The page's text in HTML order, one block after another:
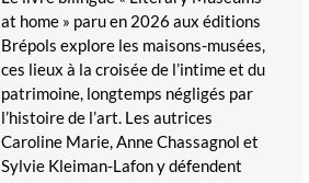
at home » paru en 2026 aux éditions
Brépols explore les maisons-musées,
ces lieux à la croisée de l’intime et du
patrimoine, longtemps négligés par
l’histoire de l’art. Les autrices
Caroline Marie, Anne Chassagnol et
Sylvie Kleiman-Lafon y défendent